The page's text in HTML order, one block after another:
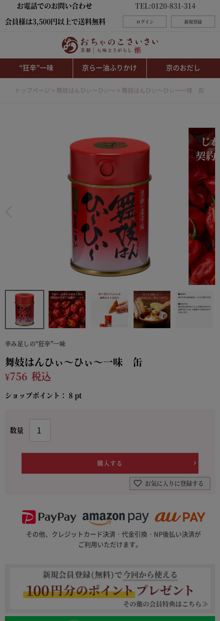
お電話でのお問い合わせ
TEL:0120-831-314
会員様は3,500円以上で送料無料
ログイン 新規登録
“狂辛”一味 京らー油ふりかけ 京のおだし
トップページ 舞妓はんひぃ～ひぃ～ 舞妓はんひぃ～ひぃ～一味 缶
辛み足しの“狂辛”一味
舞妓はんひぃ～ひぃ～一味 缶
¥756 税込
ショップポイント： 8 pt
お気に入りに登録する
その他、クレジットカード決済・代金引換・NP後払い決済が
ご利用いただけます。